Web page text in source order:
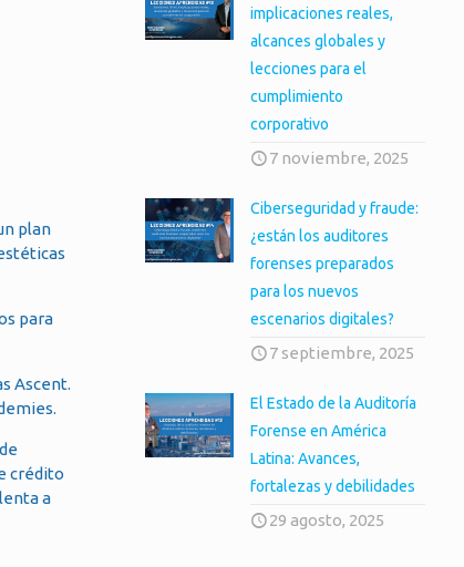
plan
para
Ascent.
crédito
a
implicaciones reales,
alcances globales y
lecciones para el
cumplimiento
corporativo
7 noviembre, 2025
Ciberseguridad y fraude:
¿están los auditores
forenses preparados
para los nuevos
escenarios digitales?
7 septiembre, 2025
El Estado de la Auditoría
Forense en América
Latina: Avances,
fortalezas y debilidades
29 agosto, 2025